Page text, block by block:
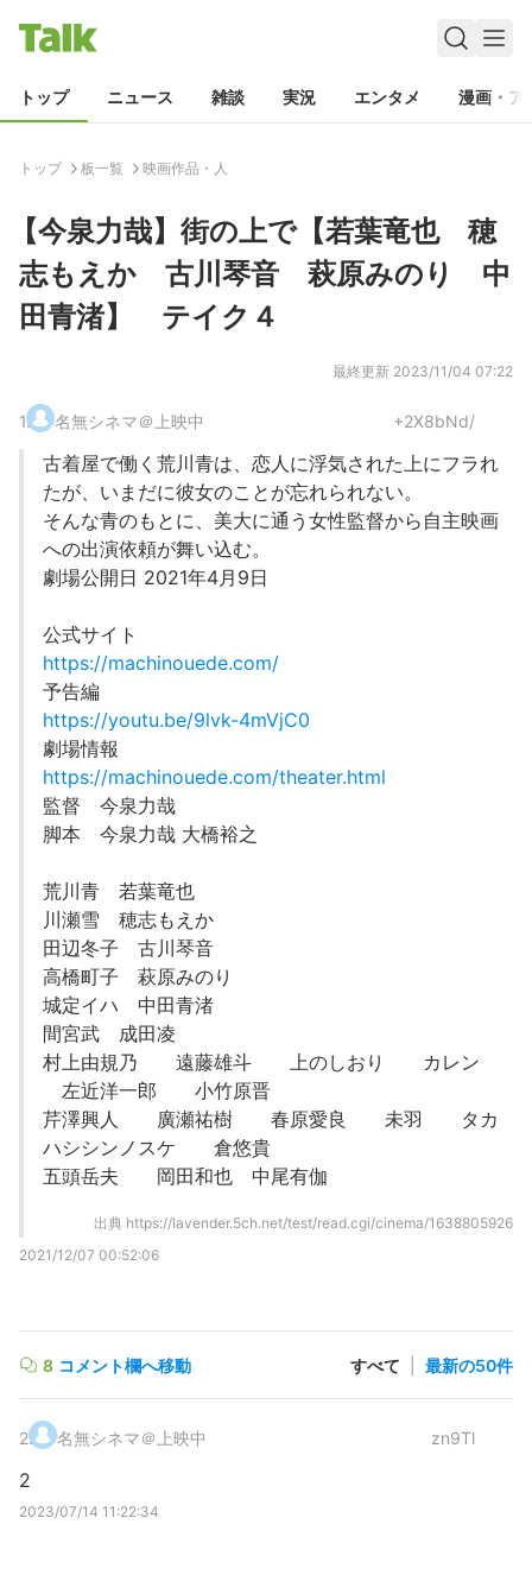
トップ ニュース 雑談 実況 エンタメ 漫画・ア
トップ 板一覧 映画作品・人
【今泉力哉】街の上で【若葉竜也 穂
志もえか 古川琴音 萩原みのり 中
田青渚】 テイク４
最終更新 2023/11/04 07:22
1. 名無シネマ＠上映中 +2X8bNd/
古着屋で働く荒川青は、恋人に浮気された上にフラれ
たが、いまだに彼女のことが忘れられない。
そんな青のもとに、美大に通う女性監督から自主映画
への出演依頼が舞い込む。
劇場公開日 2021年4月9日
公式サイト
https://machinouede.com/
予告編
https://youtu.be/9lvk-4mVjC0
劇場情報
https://machinouede.com/theater.html
監督 今泉力哉
脚本 今泉力哉 大橋裕之
荒川青 若葉竜也
川瀬雪 穂志もえか
田辺冬子 古川琴音
高橋町子 萩原みのり
城定イハ 中田青渚
間宮武 成田凌
村上由規乃 遠藤雄斗 上のしおり カレン
左近洋一郎 小竹原晋
芹澤興人 廣瀬祐樹 春原愛良 未羽 タカ
ハシシンノスケ 倉悠貴
五頭岳夫 岡田和也 中尾有伽
出典 https://lavender.5ch.net/test/read.cgi/cinema/1638805926
2021/12/07 00:52:06
8 コメント欄へ移動 すべて 最新の50件
2. 名無シネマ＠上映中 zn9Tl
2
2023/07/14 11:22:34